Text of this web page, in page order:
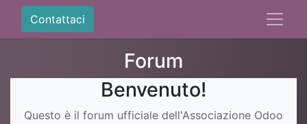
Contattaci
Forum
Benvenuto!
Questo è il forum ufficiale dell'Associazione Odoo